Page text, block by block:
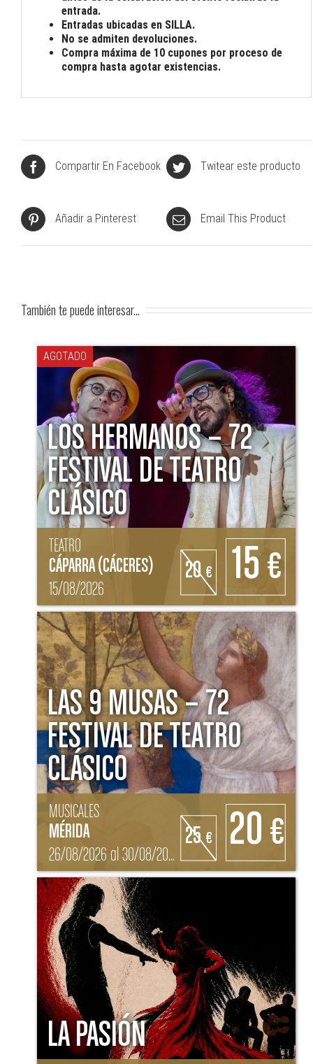
entrada.
Entradas ubicadas en SILLA.
No se admiten devoluciones.
Compra máxima de 10 cupones por proceso de
compra hasta agotar existencias.
Compartir En Facebook Twitear este producto
Añadir a Pinterest Email This Product
También te puede interesar...
AGOTADO
LOS HERMANOS – 72
FESTIVAL DE TEATRO
CLÁSICO
TEATRO
CÁPARRA (CÁCERES)
15/08/2026
20€ 15 €
LAS 9 MUSAS – 72
FESTIVAL DE TEATRO
CLÁSICO
MUSICALES
MÉRIDA
26/08/2026 al 30/08/2026
25€ 20 €
LA PASIÓN